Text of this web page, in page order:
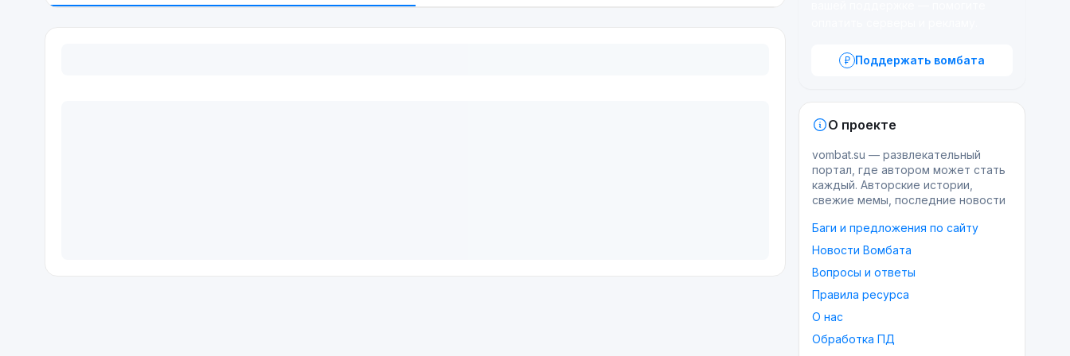
Поддержать вомбата
О проекте
vombat.su — развлекательный
портал, где автором может стать
каждый. Авторские истории,
свежие мемы, последние новости
Баги и предложения по сайту
Новости Вомбата
Вопросы и ответы
Правила ресурса
О нас
Обработка ПД